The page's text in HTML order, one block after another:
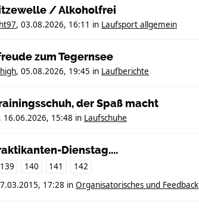
/ Alkoholfrei
, 03.08.2026, 16:11 in Laufsport allgemein
zum Tegernsee
, 05.08.2026, 19:45 in Laufberichte
der Spaß macht
16.06.2026, 15:48 in Laufschuhe
Dienstag....
139 140 141
142
17:28 in Organisatorisches und Feedback